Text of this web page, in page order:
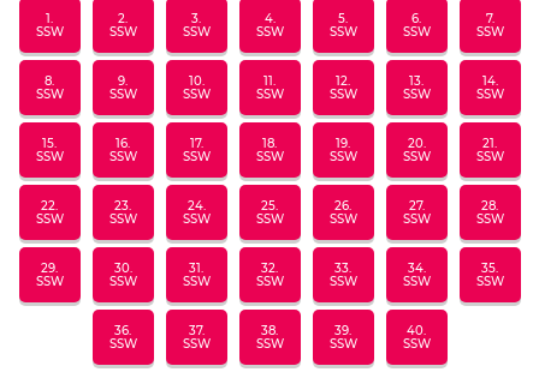
1.
SSW
2.
SSW
3.
SSW
4.
SSW
5.
SSW
6.
SSW
7.
SSW
8.
SSW
9.
SSW
10.
SSW
11.
SSW
12.
SSW
13.
SSW
14.
SSW
15.
SSW
16.
SSW
17.
SSW
18.
SSW
19.
SSW
20.
SSW
21.
SSW
22.
SSW
23.
SSW
24.
SSW
25.
SSW
26.
SSW
27.
SSW
28.
SSW
29.
SSW
30.
SSW
31.
SSW
32.
SSW
33.
SSW
34.
SSW
35.
SSW
36.
SSW
37.
SSW
38.
SSW
39.
SSW
40.
SSW